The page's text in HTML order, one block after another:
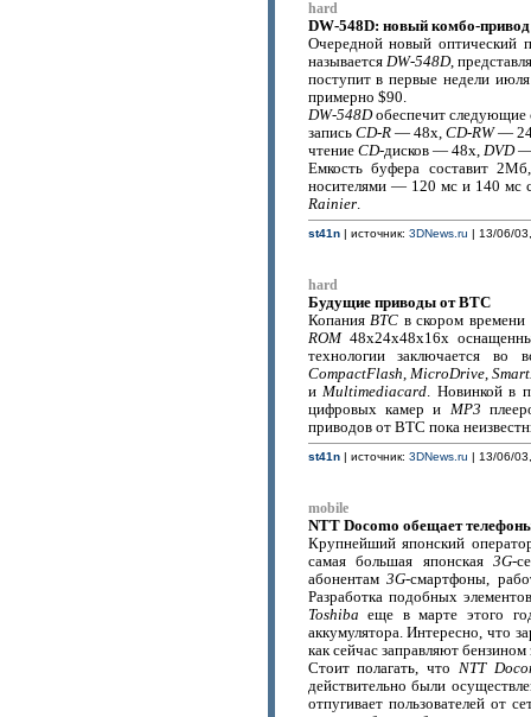
hard
DW-548D: новый комбо-
Очередной новый оптический
называется DW-548D,
поступит в первые недели
примерно $90.
DW-548Dобеспечит следующие
запись CD-R— 48x, CD-RW—
чтение CD-дисков — 48x, DVD—
Емкость буфера составит
носителями — 120 мс и 140 мс
Rainier.
st41n| источник: 3DNews.ru | 13/06/
hard
Будущие приводы от BTC
КопанияBTC в скором
ROM48x24x48x16x
технологии заключается во
CompactFlash, MicroDrive,
иMultimediacard. Новинкой в
цифровых камер и MP3
приводов от BTC пока
st41n| источник: 3DNews.ru | 13/06/
mobile
NTT Docomo обещает
Крупнейший японский
самая большая японская3G-
абонентам3G-смартфоны,
Разработка подобных
Toshiba еще в марте этого
аккумулятора. Интересно, что
как сейчас заправляют бензином
Стоит полагать, что NTT
действительно были
отпугивает пользователей от